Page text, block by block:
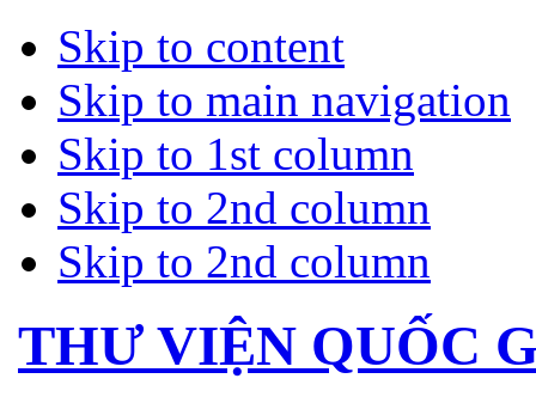
Skip to content
Skip to main navigation
Skip to 1st column
Skip to 2nd column
Skip to 2nd column
THƯ VIỆN QUỐC